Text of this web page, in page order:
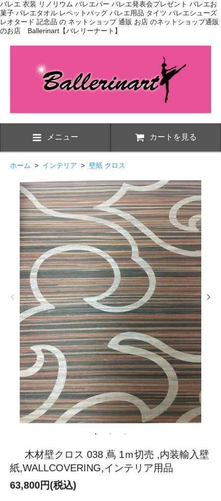
バレエ 衣装 リノリウム バレエバー バレエ発表会プレゼント バレエお
菓子 バレエタオル レペットバッグ バレエ用品 タイツ バレエシューズ
レオタード 記念品 の ネットショップ 通販 お店 のネットショップ通販
のお店 Ballerinart【バレリーナート】
メニュー カートを見る
ホーム > インテリア > 壁紙 クロス
木材壁クロス 038 蔦 1ｍ切売 ,内装輸入壁
紙,WALLCOVERING,インテリア用品
63,800円(税込)